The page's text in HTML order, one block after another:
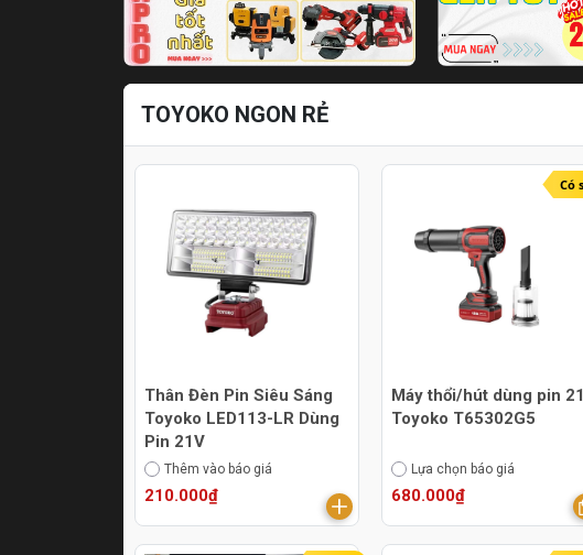
TOYOKO NGON RẺ
Thân Đèn Pin Siêu Sáng
Toyoko LED113-LR Dùng
Pin 21V
Thêm vào báo giá
210.000₫
Có
Máy thổi/hút dùng pin
Toyoko T65302G5
Lựa chọn báo giá
680.000₫